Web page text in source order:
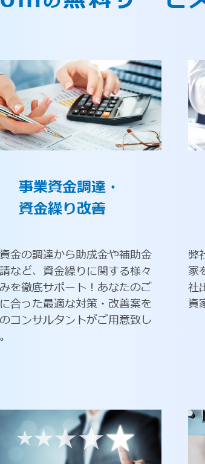
事業資金調達・
資金繰り改善
金の調達から助成金や補助金
など、資金繰りに関する様々
を徹底サポート！あなたのご
合った最適な対策・改善案を
コンサルタントがご用意致し
弊
家
社
資